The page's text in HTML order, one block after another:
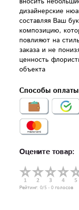
дизайнерские
составляя Ваш
композицию,
повлияют на
заказа и не
ценность
объекта
Способы оплаты
Оцените товар:
Рейтинг: 0/5 - 0 голосов